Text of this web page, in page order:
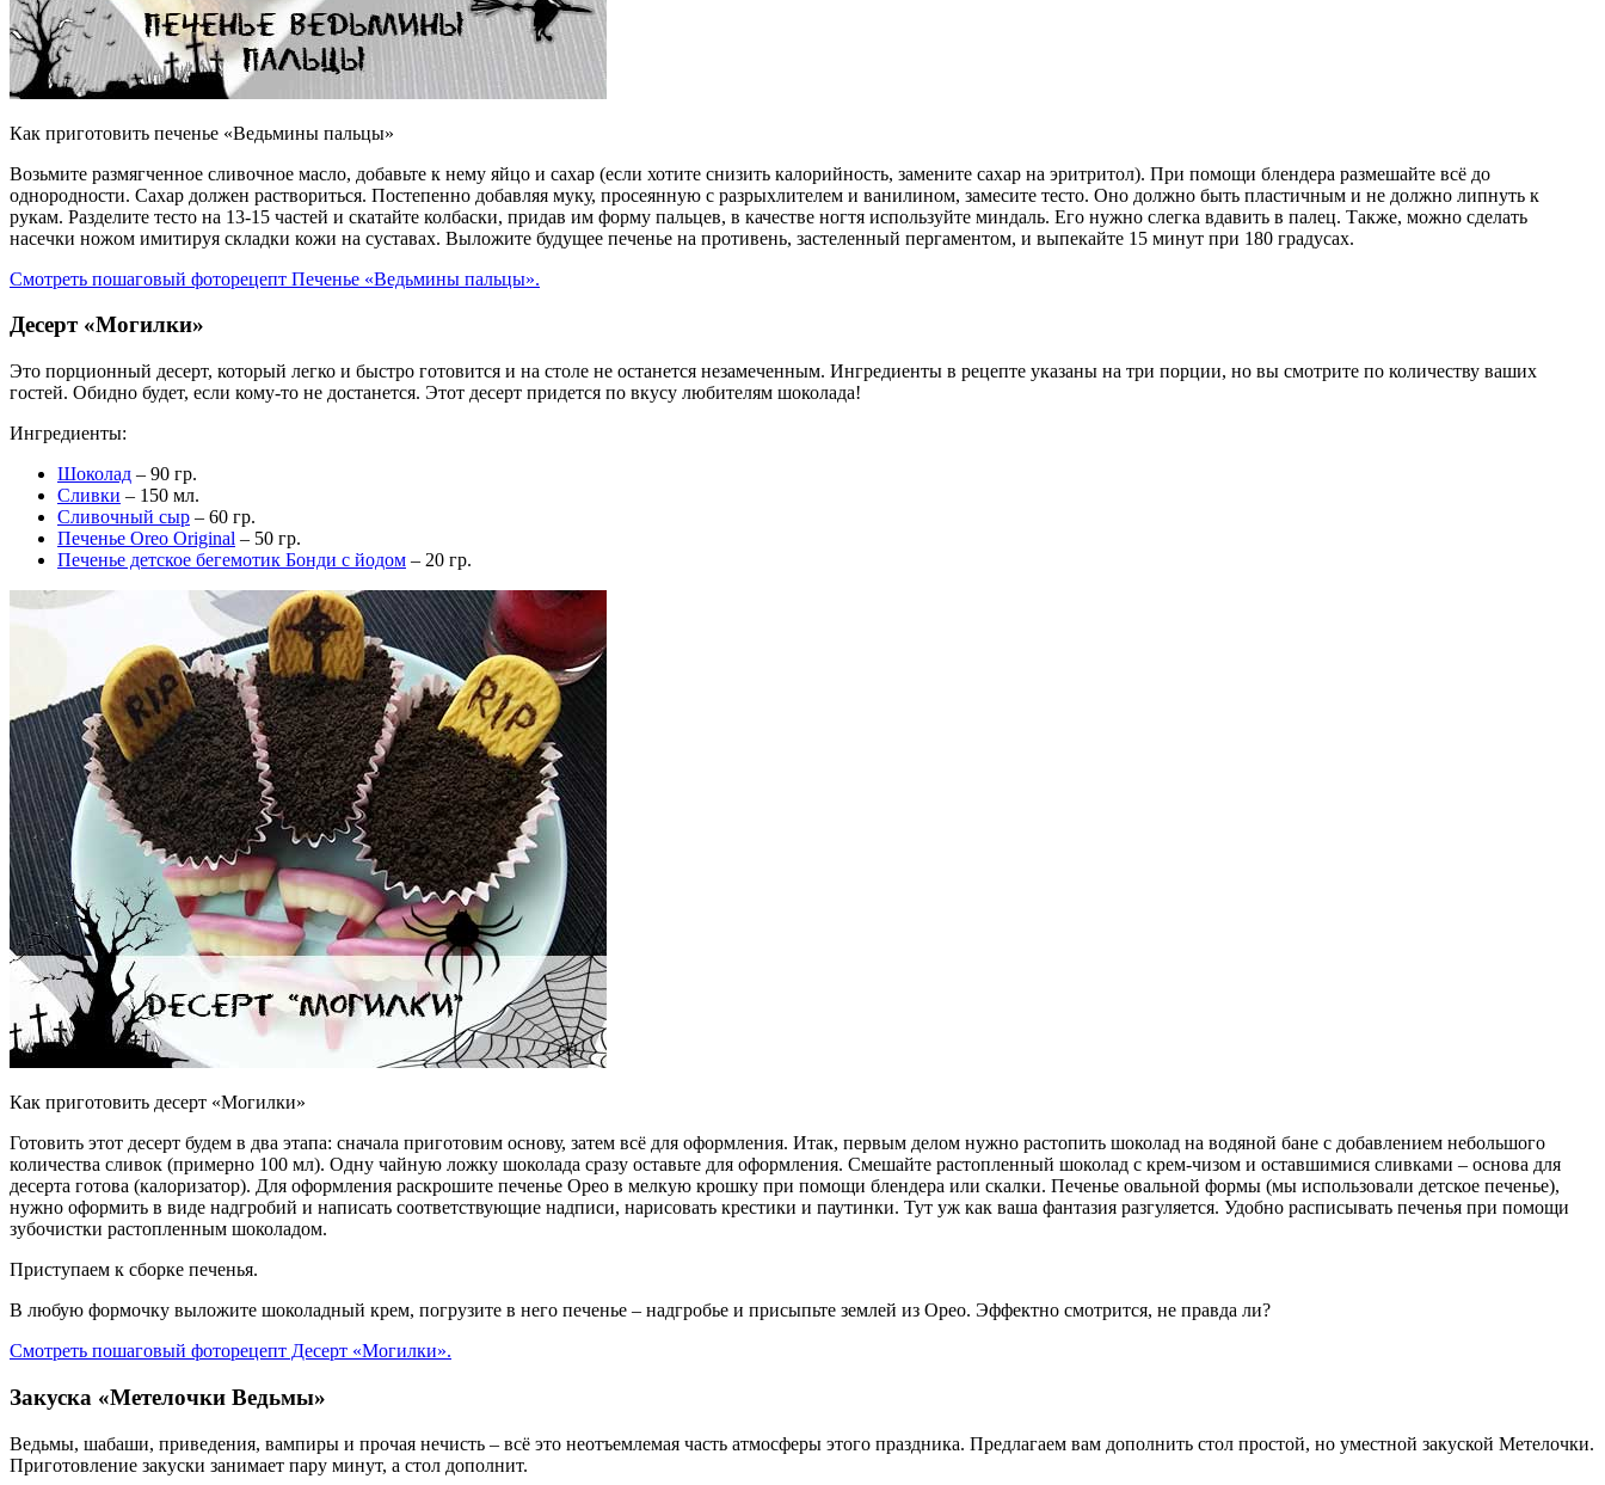
Как приготовить печенье «Ведьмины пальцы»
Возьмите размягченное сливочное масло, добавьте к нему яйцо и сахар (если хотите снизить калорийность, замените сахар на эритритол). При помощи блендера размешайте всё до
однородности. Сахар должен раствориться. Постепенно добавляя муку, просеянную с разрыхлителем и ванилином, замесите тесто. Оно должно быть пластичным и не должно липнуть к
рукам. Разделите тесто на 13-15 частей и скатайте колбаски, придав им форму пальцев, в качестве ногтя используйте миндаль. Его нужно слегка вдавить в палец. Также, можно сделать
насечки ножом имитируя складки кожи на суставах. Выложите будущее печенье на противень, застеленный пергаментом, и выпекайте 15 минут при 180 градусах.
Смотреть пошаговый фоторецепт Печенье «Ведьмины пальцы».
Десерт «Могилки»
Это порционный десерт, который легко и быстро готовится и на столе не останется незамеченным. Ингредиенты в рецепте указаны на три порции, но вы смотрите по количеству ваших
гостей. Обидно будет, если кому-то не достанется. Этот десерт придется по вкусу любителям шоколада!
Ингредиенты:
Шоколад – 90 гр.
Сливки – 150 мл.
Сливочный сыр – 60 гр.
Печенье Oreo Original – 50 гр.
Печенье детское бегемотик Бонди с йодом – 20 гр.
Как приготовить десерт «Могилки»
Готовить этот десерт будем в два этапа: сначала приготовим основу, затем всё для оформления. Итак, первым делом нужно растопить шоколад на водяной бане с добавлением небольшого
количества сливок (примерно 100 мл). Одну чайную ложку шоколада сразу оставьте для оформления. Смешайте растопленный шоколад с крем-чизом и оставшимися сливками – основа для
десерта готова (калоризатор). Для оформления раскрошите печенье Орео в мелкую крошку при помощи блендера или скалки. Печенье овальной формы (мы использовали детское печенье),
нужно оформить в виде надгробий и написать соответствующие надписи, нарисовать крестики и паутинки. Тут уж как ваша фантазия разгуляется. Удобно расписывать печенья при помощи
зубочистки растопленным шоколадом.
Приступаем к сборке печенья.
В любую формочку выложите шоколадный крем, погрузите в него печенье – надгробье и присыпьте землей из Орео. Эффектно смотрится, не правда ли?
Смотреть пошаговый фоторецепт Десерт «Могилки».
Закуска «Метелочки Ведьмы»
Ведьмы, шабаши, приведения, вампиры и прочая нечисть – всё это неотъемлемая часть атмосферы этого праздника. Предлагаем вам дополнить стол простой, но уместной закуской Метелочки.
Приготовление закуски занимает пару минут, а стол дополнит.